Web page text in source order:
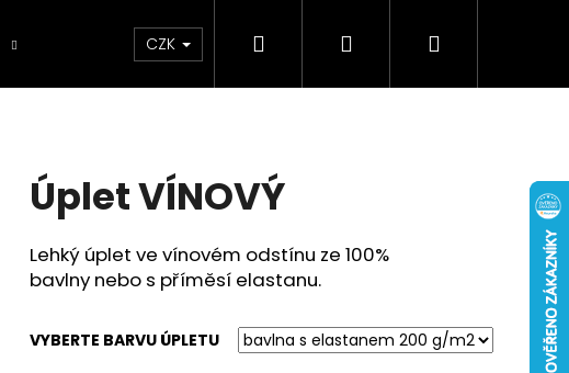
Kontakty Blog
CZK Hledat PřihlášeníNákupní
Úplet VÍNOVÝ
Lehký úplet ve vínovém odstínu ze 100%
bavlny nebo s příměsí elastanu.
VYBERTE BARVU ÚPLETU